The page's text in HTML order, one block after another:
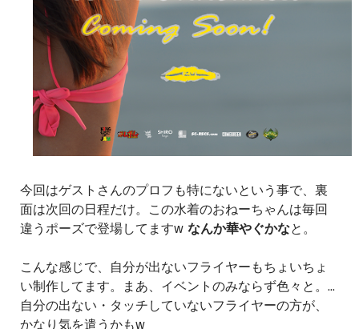
今回はゲストさんのプロフも特にないという事で、裏
面は次回の日程だけ。この水着のおねーちゃんは毎回
違うポーズで登場してますw なんか華やぐかなと。
こんな感じで、自分が出ないフライヤーもちょいちょ
い制作してます。まあ、イベントのみならず色々と。...
自分の出ない・タッチしていないフライヤーの方が、
かなり気を遣うかもw